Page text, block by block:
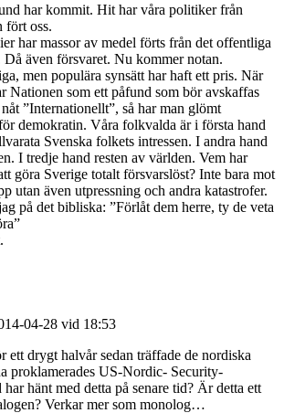
har kommit. Hit har våra politiker från
fört oss.
har massor av medel förts från det offentliga
även försvaret. Nu kommer notan.
men populära synsätt har haft ett pris. När
Nationen som ett påfund som bör avskaffas
”Internationellt”, så har man glömt
demokratin. Våra folkvalda är i första hand
Svenska folkets intressen. I andra hand
I tredje hand resten av världen. Vem har
göra Sverige totalt försvarslöst? Inte bara mot
utan även utpressning och andra katastrofer.
på det bibliska: ”Förlåt dem herre, ty de veta
04-28 vid 18:53
ett drygt halvår sedan träffade de nordiska
proklamerades US-Nordic- Security-
hänt med detta på senare tid? Är detta ett
Verkar mer som monolog…